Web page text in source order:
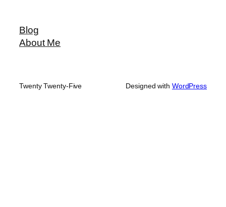
Blog
About Me
Twenty Twenty-Five Designed with WordPress